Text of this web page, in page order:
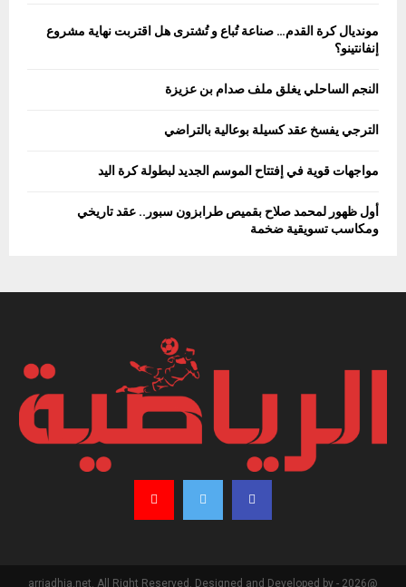
مونديال كرة القدم… صناعة تُباع و تُشترى هل اقتربت نهاية مشروع
إنفانتينو؟
النجم الساحلي يغلق ملف صدام بن عزيزة
الترجي يفسخ عقد كسيلة بوعالية بالتراضي
مواجهات قوية في إفتتاح الموسم الجديد لبطولة كرة اليد
أول ظهور لمحمد صلاح بقميص طرابزون سبور.. عقد تاريخي
ومكاسب تسويقية ضخمة
@2026 - arriadhia.net. All Right Reserved. Designed and Developed by